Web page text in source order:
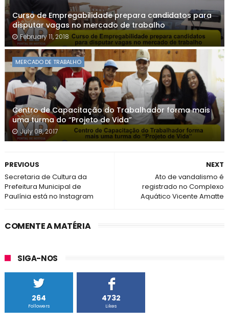
Curso de Empregabilidade prepara candidatos para
disputar vagas no mercado de trabalho
February 11, 2018
MERCADO DE TRABALHO
Centro de Capacitação do Trabalhador forma mais
uma turma do “Projeto de Vida”
July 08, 2017
NEXT
Ato de vandalismo é
registrado no Complexo
Aquático Vicente Amatte
PREVIOUS
Secretaria de Cultura da
Prefeitura Municipal de
Paulínia está no Instagram
COMENTE A MATÉRIA
SIGA-NOS
264
Followers
4732
Likes